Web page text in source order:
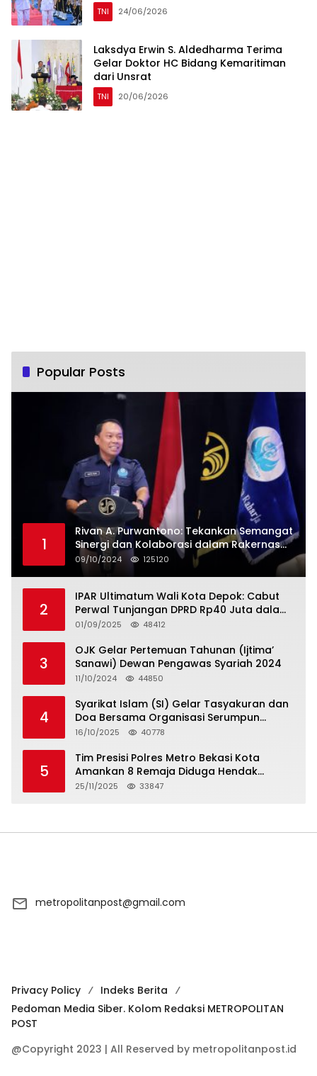
TNI 24/06/2026
Laksdya Erwin S. Aldedharma Terima
Gelar Doktor HC Bidang Kemaritiman
dari Unsrat
TNI 20/06/2026
Popular Posts
1
Rivan A. Purwantono: Tekankan Semangat
Sinergi dan Kolaborasi dalam Rakernas
Serikat Pekerja Jasa Raharja
09/10/2024 125120
2
IPAR Ultimatum Wali Kota Depok: Cabut
Perwal Tunjangan DPRD Rp40 Juta dalam
5 Hari atau Hadapi Aksi Rakyat
01/09/2025 48412
3
OJK Gelar Pertemuan Tahunan (Ijtima’
Sanawi) Dewan Pengawas Syariah 2024
11/10/2024 44850
4
Syarikat Islam (SI) Gelar Tasyakuran dan
Doa Bersama Organisasi Serumpun
Syarikat Islam Doa
16/10/2025 40778
5
Tim Presisi Polres Metro Bekasi Kota
Amankan 8 Remaja Diduga Hendak
Tawuran
25/11/2025 33847
metropolitanpost@gmail.com
Privacy Policy
Indeks Berita
Pedoman Media Siber. Kolom Redaksi METROPOLITAN
POST
@Copyright 2023 | All Reserved by metropolitanpost.id